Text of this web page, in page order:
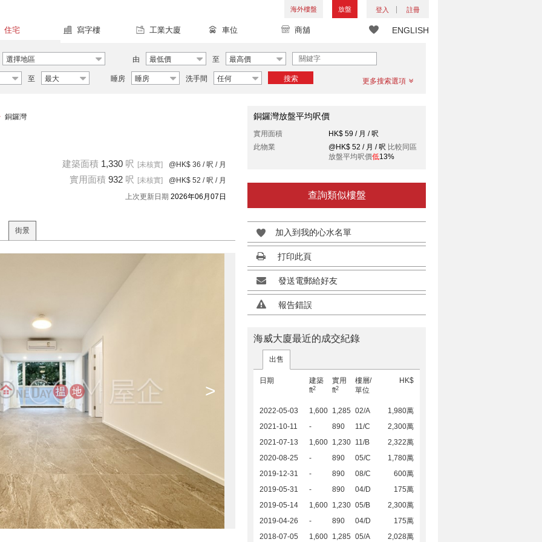
海外樓盤 放盤 登入 註冊
ENGLISH
住宅 寫字樓 工業大廈 車位 商舖
選擇地區 由 最低價 至 最高價
至 最大 睡房 睡房 洗手間 任何 搜索 更多搜索選項
銅鑼灣
建築面積 1,330 呎 [未核實] @HK$ 36 / 呎 / 月
實用面積 932 呎 [未核實] @HK$ 52 / 呎 / 月
上次更新日期 2026年06月07日
街景
>
銅鑼灣放盤平均呎價
實用面積
HK$ 59 / 月 / 呎
此物業
@HK$ 52 / 月 / 呎 比較同區
放盤平均呎價低13%
查詢類似樓盤
加入到我的心水名單
打印此頁
發送電郵給好友
報告錯誤
海威大廈最近的成交紀錄
出售
日期
建築
ft2
實用
ft2
樓層/
單位
HK$
2022-05-03 1,600 1,285 02/A
1,980萬
2021-10-11
- 890 11/C
2,300萬
2021-07-13
1,600 1,230 11/B
2,322萬
2020-08-25
- 890 05/C
1,780萬
2019-12-31
- 890 08/C
600萬
2019-05-31
- 890 04/D
175萬
2019-05-14
1,600 1,230 05/B
2,300萬
2019-04-26
- 890 04/D
175萬
2018-07-05
1,600 1,285 05/A 2,028萬